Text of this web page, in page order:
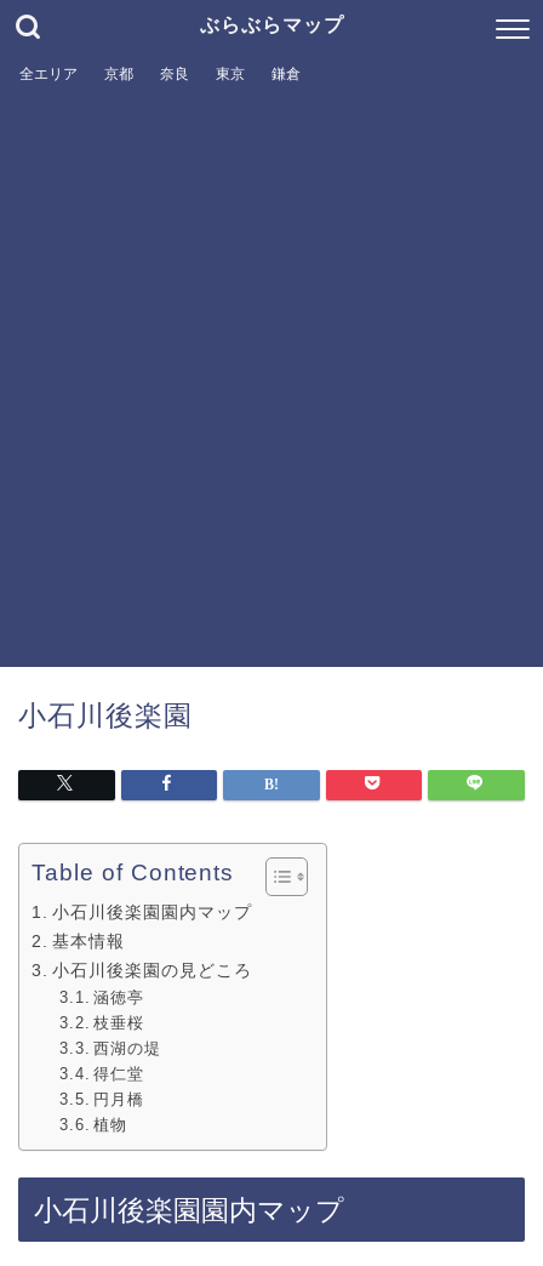
ぶらぶらマップ
全エリア 京都 奈良 東京 鎌倉
小石川後楽園
Table of Contents
小石川後楽園園内マップ
基本情報
小石川後楽園の見どころ
涵徳亭
枝垂桜
西湖の堤
得仁堂
円月橋
植物
小石川後楽園園内マップ